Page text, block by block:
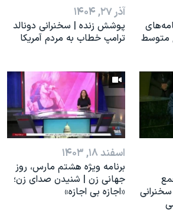
متوسط
آذر ۲۷, ۱۴۰۴
پوشش زنده | سخنرانی دونالد
ترامپ خطاب به مردم آمریکا
اسفند ۱۸, ۱۴۰۳
برنامه ویژه هشتم مارس، روز
جهانی زن | شنیدن صدای زن؛
«اجازه بی اجازه»